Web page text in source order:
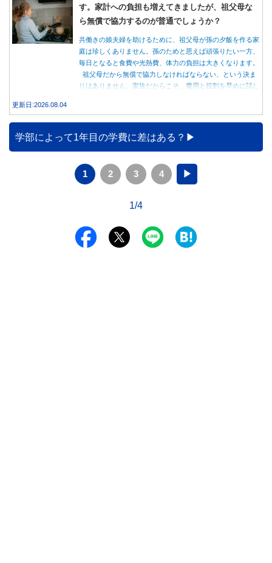
す。家計への負担も増えてきましたが、祖父母な
ら無償で協力するのが普通でしょうか？
共働きの娘夫婦を助けるために、祖父母が孫の夕飯を作る家
庭は珍しくありません。孫のためと思えば頑張りたい一方、
毎日となると食費や光熱費、体力の負担は大きくなります。
祖父母だから無償で協力しなければならない、という決ま
りはありません。家族だからこそ、費用と役割を早めに話し
更新日:2026.08.04
学部によって1年目の学費に差はある？
1 2 3 4 ▶
1/4